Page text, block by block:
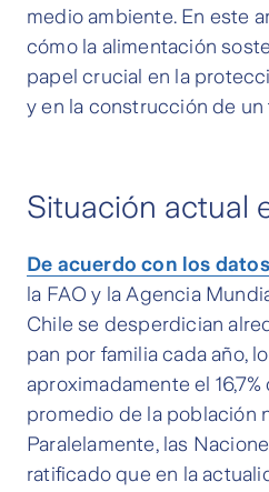
medio ambiente. En este
cómo la alimentación
papel crucial en la
y en la construcción de un
Situación actual
De acuerdo con los datos
la FAO y la Agencia
Chile se desperdician
pan por familia cada año,
aproximadamente el
promedio de la población
Paralelamente, las
ratificado que en la